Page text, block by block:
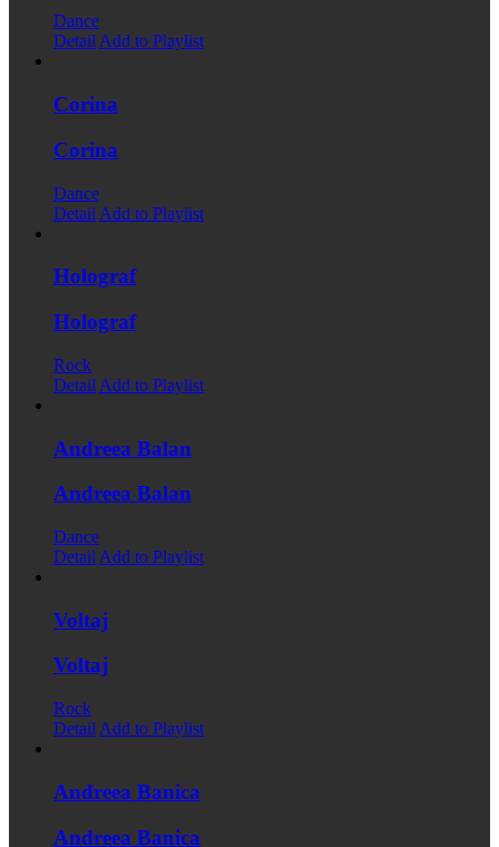
Dance
DetailAdd to Playlist
Corina
Corina
Dance
Detail Add to Playlist
Holograf
Holograf
Rock
Detail Add to Playlist
Andreea Balan
Andreea Balan
Dance
Detail Add to Playlist
Voltaj
Voltaj
Rock
Detail Add to Playlist
Andreea Banica
Andreea Banica